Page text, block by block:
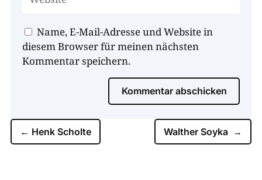
Name, E-Mail-Adresse und Website in
diesem Browser für meinen nächsten
Kommentar speichern.
Kommentar abschicken
← Henk Scholte Walther Soyka →